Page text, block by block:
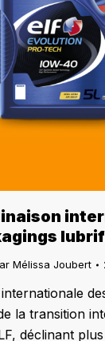
Mélissa Joubert
la transition
déclinant